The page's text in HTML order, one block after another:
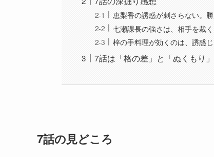
恵梨香の誘惑が刺さらない。
七瀬課長の強さは、相手を裁
梓の手料理が効くのは、誘惑
7話は「格の差」と「ぬくもり
7話の見どころ